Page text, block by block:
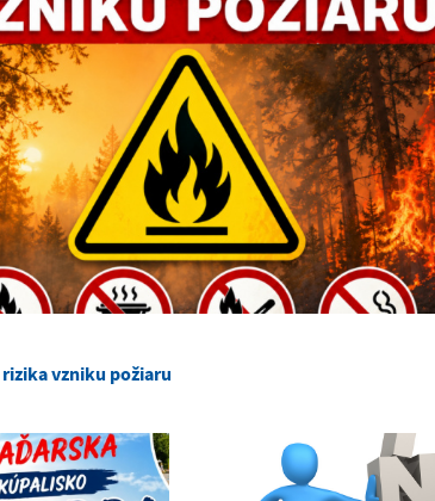
rizika vzniku požiaru